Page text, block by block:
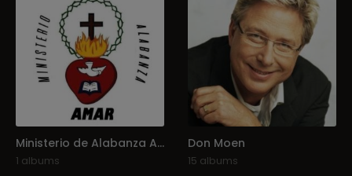
Ministerio de Alabanza AMAR
1 albums
Don Moen
15 albums